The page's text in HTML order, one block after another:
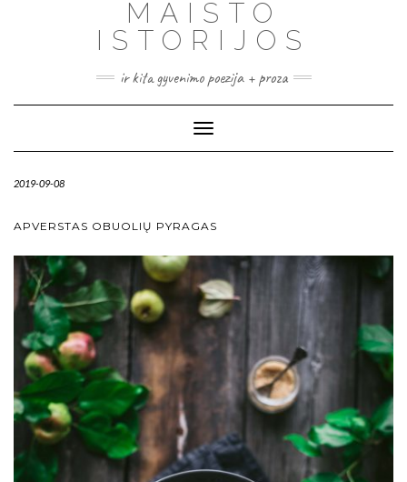
MAISTO
ISTORIJOS
ir kita gyvenimo poezija + proza
Toggle
Navigation
2019-09-08
APVERSTAS OBUOLIŲ PYRAGAS